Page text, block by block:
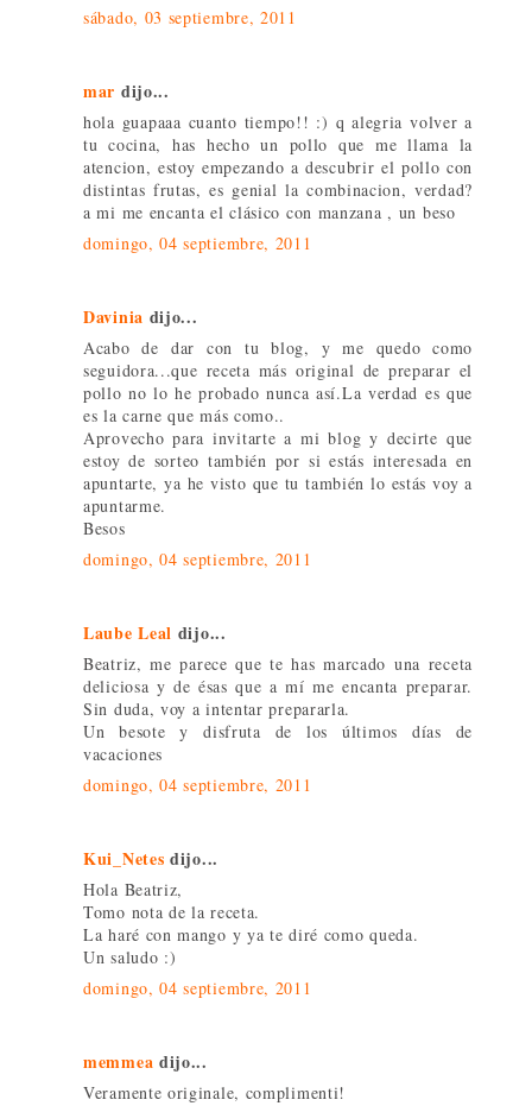
sábado, 03 septiembre, 2011
mar dijo...
hola guapaaa cuanto tiempo!! :) q alegria volver a
tu cocina, has hecho un pollo que me llama la
atencion, estoy empezando a descubrir el pollo con
distintas frutas, es genial la combinacion, verdad?
a mi me encanta el clásico con manzana , un beso
domingo, 04 septiembre, 2011
Davinia dijo...
Acabo de dar con tu blog, y me quedo como
seguidora...que receta más original de preparar el
pollo no lo he probado nunca así.La verdad es que
es la carne que más como..
Aprovecho para invitarte a mi blog y decirte que
estoy de sorteo también por si estás interesada en
apuntarte, ya he visto que tu también lo estás voy a
apuntarme.
Besos
domingo, 04 septiembre, 2011
Laube Leal dijo...
Beatriz, me parece que te has marcado una receta
deliciosa y de ésas que a mí me encanta preparar.
Sin duda, voy a intentar prepararla.
Un besote y disfruta de los últimos días de
vacaciones
domingo, 04 septiembre, 2011
Kui_Netes dijo...
Hola Beatriz,
Tomo nota de la receta.
La haré con mango y ya te diré como queda.
Un saludo :)
domingo, 04 septiembre, 2011
memmea dijo...
Veramente originale, complimenti!